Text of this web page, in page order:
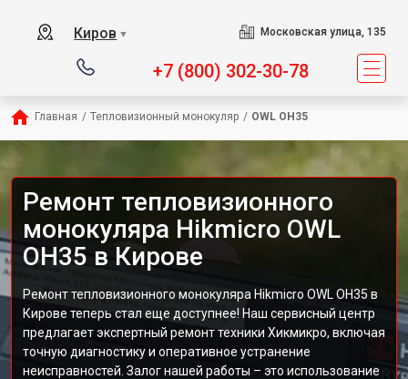
Киров ▼ Московская улица, 135
+7 (800) 302-30-78
Главная / Тепловизионный монокуляр / OWL OH35
Ремонт тепловизионного
монокуляра Hikmicro OWL
OH35 в Кирове
Ремонт тепловизионного монокуляра Hikmicro OWL OH35 в
Кирове теперь стал еще доступнее! Наш сервисный центр
предлагает экспертный ремонт техники Хикмикро, включая
точную диагностику и оперативное устранение
неисправностей. Залог нашей работы – это использование